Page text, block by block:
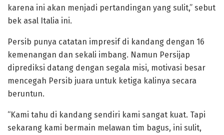
karena ini akan menjadi pertandingan yang sulit,” sebut
bek asal Italia ini.
Persib punya catatan impresif di kandang dengan 16
kemenangan dan sekali imbang. Namun Persijap
diprediksi datang dengan segala misi, motivasi besar
mencegah Persib juara untuk ketiga kalinya secara
beruntun.
“Kami tahu di kandang sendiri kami sangat kuat. Tapi
sekarang kami bermain melawan tim bagus, ini sulit,